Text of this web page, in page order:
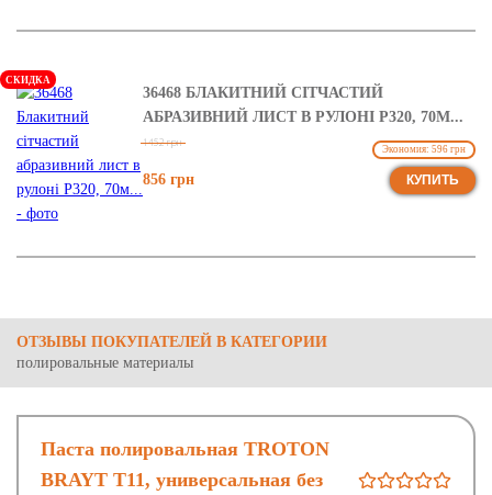
36468 БЛАКИТНИЙ СІТЧАСТИЙ
АБРАЗИВНИЙ ЛИСТ В РУЛОНІ Р320, 70М...
1452 грн Экономия: 596 грн
856 грн КУПИТЬ
СКИДКА
ОТЗЫВЫ ПОКУПАТЕЛЕЙ В КАТЕГОРИИ
полировальные материалы
Паста полировальная TROTON
BRAYT T11, универсальная без